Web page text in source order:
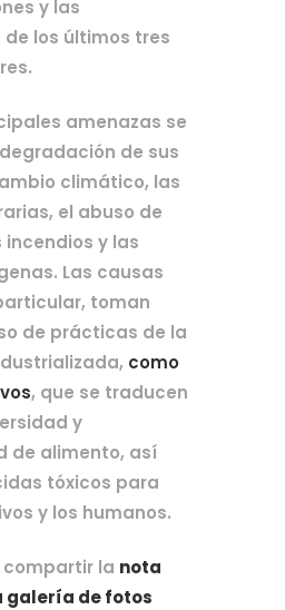
y las
los últimos tres
amenazas se
de sus
climático, las
el abuso de
incendios y las
Las causas
toman
de prácticas de la
como
, que se traducen
y
de alimento, así
tóxicos para
y los humanos.
compartir la nota
galería de fotos